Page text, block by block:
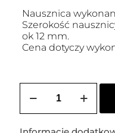
Nausznica
Szerokość
ok 12 mm.
Cena dotyczy
Nausznica
(KROPLA)